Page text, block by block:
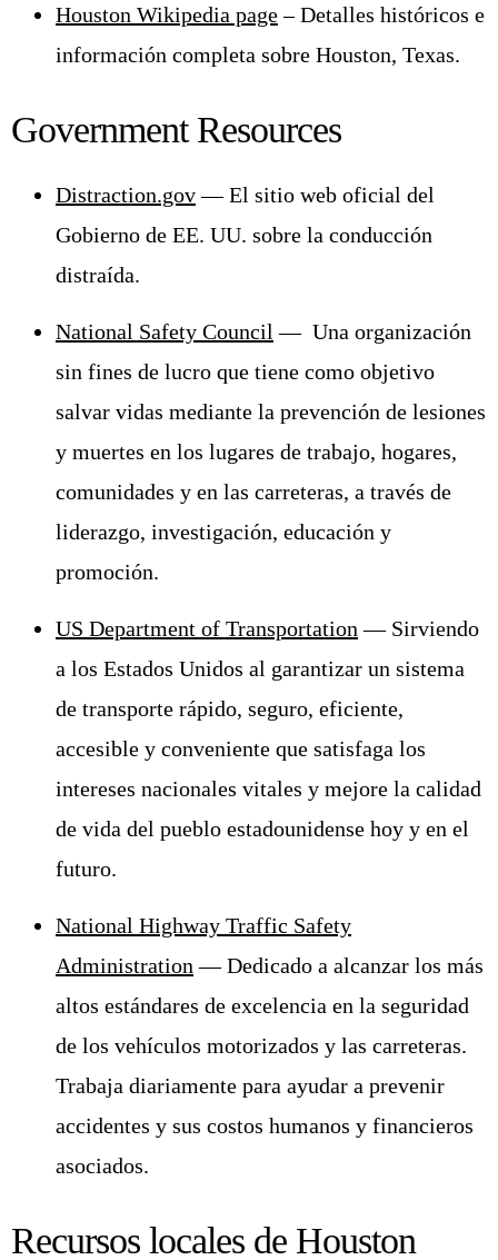
Houston Wikipedia page– Detalles históricos e
información completa sobre Houston, Texas.
Government Resources
Distraction.gov— El sitio web oficial del
Gobierno de EE. UU. sobre la conducción
distraída.
National Safety Council — Una organización
sin fines de lucro que tiene como objetivo
salvar vidas mediante la prevención de lesiones
y muertes en los lugares de trabajo, hogares,
comunidades y en las carreteras, a través de
liderazgo, investigación, educación y
promoción.
US Department of Transportation — Sirviendo
a los Estados Unidos al garantizar un sistema
de transporte rápido, seguro, eficiente,
accesible y conveniente que satisfaga los
intereses nacionales vitales y mejore la calidad
de vida del pueblo estadounidense hoy y en el
futuro.
National Highway Traffic Safety
Administration — Dedicado a alcanzar los más
altos estándares de excelencia en la seguridad
de los vehículos motorizados y las carreteras.
Trabaja diariamente para ayudar a prevenir
accidentes y sus costos humanos y financieros
asociados.
Recursos locales de Houston